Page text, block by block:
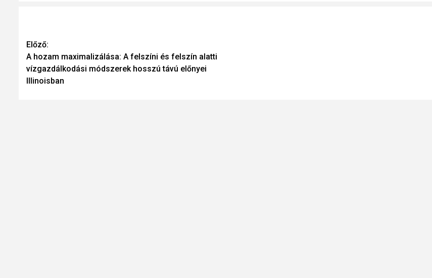
Continue
Reading
Előző:
A hozam maximalizálása: A felszíni és felszín alatti
vízgazdálkodási módszerek hosszú távú előnyei
Illinoisban